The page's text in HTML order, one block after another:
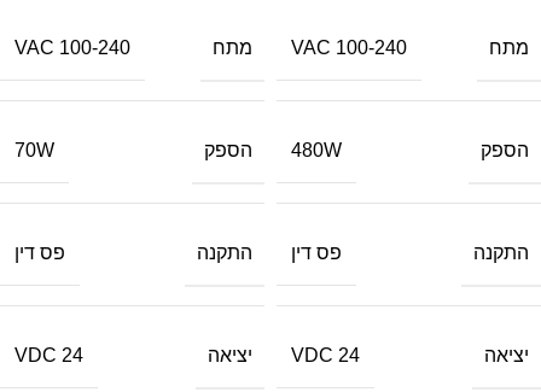
מתח 100-240 VAC
הספק 480W
התקנה פס דין
יציאה 24 VDC
מתח 100-240 VAC
הספק 70W
התקנה פס דין
יציאה 24 VDC